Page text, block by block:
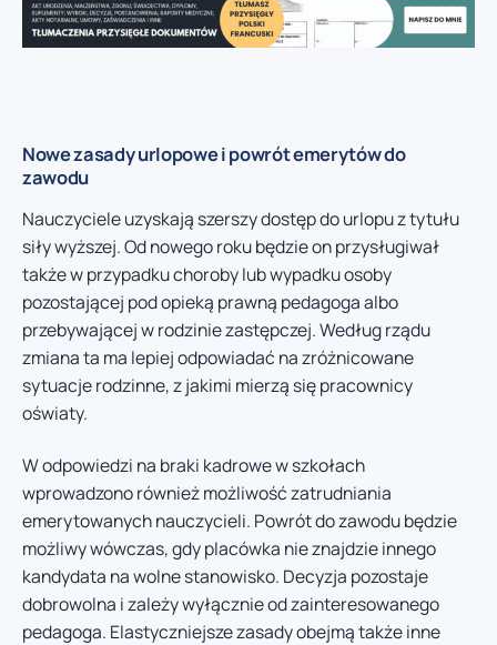
Nowe zasady urlopowe i powrót emerytów do
zawodu
Nauczyciele uzyskają szerszy dostęp do urlopu z tytułu
siły wyższej. Od nowego roku będzie on przysługiwał
także w przypadku choroby lub wypadku osoby
pozostającej pod opieką prawną pedagoga albo
przebywającej w rodzinie zastępczej. Według rządu
zmiana ta ma lepiej odpowiadać na zróżnicowane
sytuacje rodzinne, z jakimi mierzą się pracownicy
oświaty.
W odpowiedzi na braki kadrowe w szkołach
wprowadzono również możliwość zatrudniania
emerytowanych nauczycieli. Powrót do zawodu będzie
możliwy wówczas, gdy placówka nie znajdzie innego
kandydata na wolne stanowisko. Decyzja pozostaje
dobrowolna i zależy wyłącznie od zainteresowanego
pedagoga. Elastyczniejsze zasady obejmą także inne